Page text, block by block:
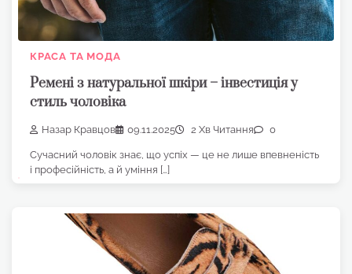
КРАСА ТА МОДА
Ремені з натуральної шкіри – інвестиція у
стиль чоловіка
Назар Кравцов 09.11.2025 2 Хв Читання 0
Сучасний чоловік знає, що успіх — це не лише впевненість
і професійність, а й уміння […]